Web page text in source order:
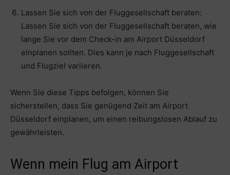
Lassen Sie sich von der Fluggesellschaft beraten:
Lassen Sie sich von der Fluggesellschaft beraten, wie
lange Sie vor dem Check-in am Airport Düsseldorf
einplanen sollten. Dies kann je nach Fluggesellschaft
und Flugziel variieren.
Wenn Sie diese Tipps befolgen, können Sie
sicherstellen, dass Sie genügend Zeit am Airport
Düsseldorf einplanen, um einen reibungslosen Ablauf zu
gewährleisten.
Wenn mein Flug am Airport